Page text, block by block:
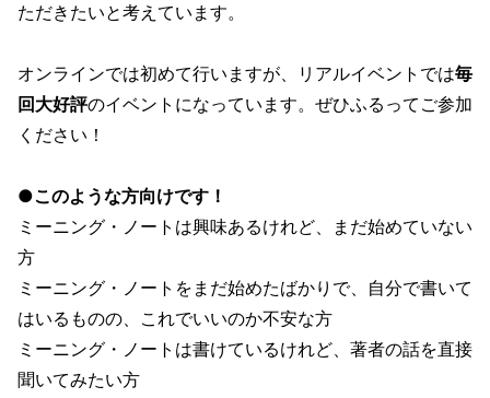
ただきたいと考えています。
オンラインでは初めて行いますが、リアルイベントでは毎
回大好評のイベントになっています。ぜひふるってご参加
ください！
●このような方向けです！
ミーニング・ノートは興味あるけれど、まだ始めていない
方
ミーニング・ノートをまだ始めたばかりで、自分で書いて
はいるものの、これでいいのか不安な方
ミーニング・ノートは書けているけれど、著者の話を直接
聞いてみたい方